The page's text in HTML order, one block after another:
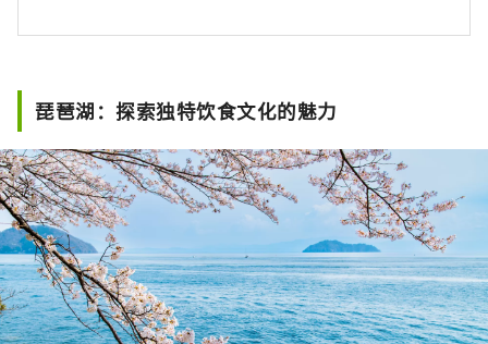
琵琶湖：探索独特饮食文化的魅力